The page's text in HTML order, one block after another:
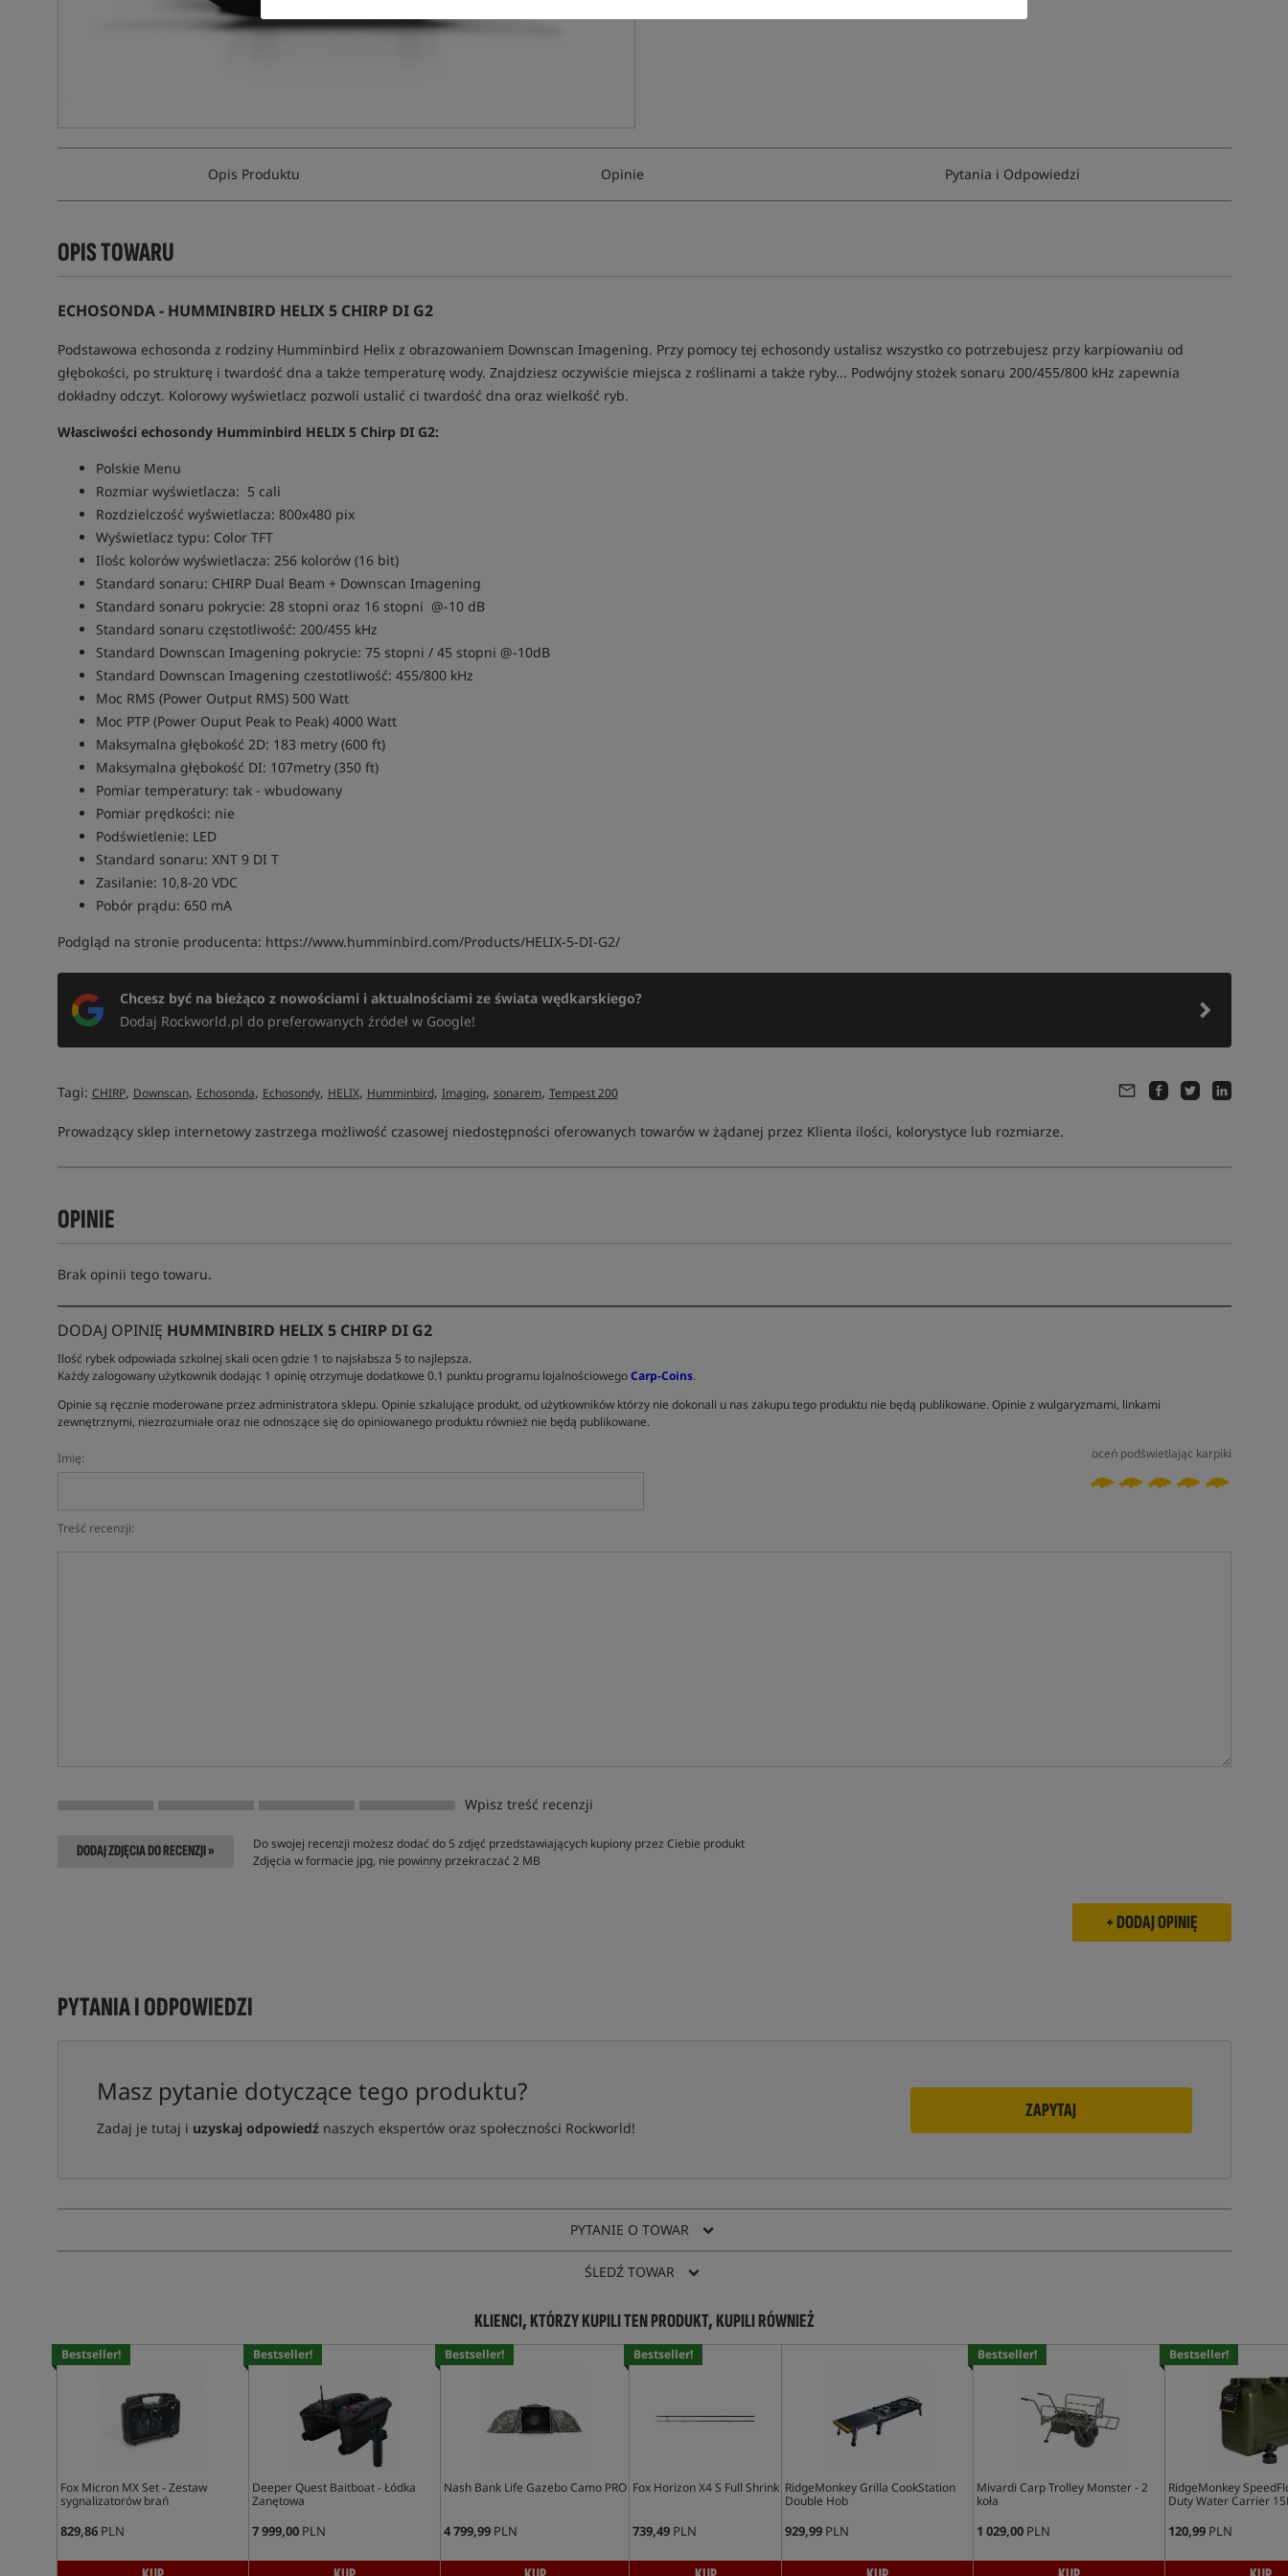
Opis Produktu Opinie Pytania i Odpowiedzi
OPIS TOWARU
ECHOSONDA - HUMMINBIRD HELIX 5 CHIRP DI G2
Podstawowa echosonda z rodziny Humminbird Helix z obrazowaniem Downscan Imagening. Przy pomocy tej echosondy ustalisz wszystko co potrzebujesz przy karpiowaniu od
głębokości, po strukturę i twardość dna a także temperaturę wody. Znajdziesz oczywiście miejsca z roślinami a także ryby... Podwójny stożek sonaru 200/455/800 kHz zapewnia
dokładny odczyt. Kolorowy wyświetlacz pozwoli ustalić ci twardość dna oraz wielkość ryb.
Własciwości echosondy Humminbird HELIX 5 Chirp DI G2:
Polskie Menu
Rozmiar wyświetlacza: 5 cali
Rozdzielczość wyświetlacza: 800x480 pix
Wyświetlacz typu: Color TFT
Ilośc kolorów wyświetlacza: 256 kolorów (16 bit)
Standard sonaru: CHIRP Dual Beam + Downscan Imagening
Standard sonaru pokrycie: 28 stopni oraz 16 stopni @-10 dB
Standard sonaru częstotliwość: 200/455 kHz
Standard Downscan Imagening pokrycie: 75 stopni / 45 stopni @-10dB
Standard Downscan Imagening czestotliwość: 455/800 kHz
Moc RMS (Power Output RMS) 500 Watt
Moc PTP (Power Ouput Peak to Peak) 4000 Watt
Maksymalna głębokość 2D: 183 metry (600 ft)
Maksymalna głębokość DI: 107metry (350 ft)
Pomiar temperatury: tak - wbudowany
Pomiar prędkości: nie
Podświetlenie: LED
Standard sonaru: XNT 9 DI T
Zasilanie: 10,8-20 VDC
Pobór prądu: 650 mA
Podgląd na stronie producenta: https://www.humminbird.com/Products/HELIX-5-DI-G2/
Chcesz być na bieżąco z nowościami i aktualnościami ze świata wędkarskiego?
Dodaj Rockworld.pl do preferowanych źródeł w Google!
Tagi: CHIRP, Downscan, Echosonda, Echosondy, HELIX, Humminbird, Imaging, sonarem, Tempest 200
Prowadzący sklep internetowy zastrzega możliwość czasowej niedostępności oferowanych towarów w żądanej przez Klienta ilości, kolorystyce lub rozmiarze.
OPINIE
Brak opinii tego towaru.
DODAJ OPINIĘ HUMMINBIRD HELIX 5 CHIRP DI G2
Ilość rybek odpowiada szkolnej skali ocen gdzie 1 to najsłabsza 5 to najlepsza.
Każdy zalogowany użytkownik dodając 1 opinię otrzymuje dodatkowe 0.1 punktu programu lojalnościowegoCarp-Coins.
Opinie są ręcznie moderowane przez administratora sklepu. Opinie szkalujące produkt, od użytkowników którzy nie dokonali u nas zakupu tego produktu nie będą publikowane. Opinie z wulgaryzmami, linkami
zewnętrznymi, niezrozumiałe oraz nie odnoszące się do opiniowanego produktu również nie będą publikowane.
oceń podświetlając karpiki
Imię:
Treść recenzji:
Wpisz treść recenzji
DODAJ ZDJĘCIA DO RECENZJI »
Do swojej recenzji możesz dodać do 5 zdjęć przedstawiających kupiony przez Ciebie produkt
Zdjęcia w formacie jpg, nie powinny przekraczać 2 MB
PYTANIA I ODPOWIEDZI
Masz pytanie dotyczące tego produktu?
Zadaj je tutaj i uzyskaj odpowiedźnaszych ekspertów oraz społeczności Rockworld!
ZAPYTAJ
PYTANIE O TOWAR
ŚLEDŹ TOWAR
KLIENCI, KTÓRZY KUPILI TEN PRODUKT, KUPILI RÓWNIEŻ
Bestseller!
Fox Micron MX Set - Zestaw
sygnalizatorów brań
829,86PLN
Bestseller!
Deeper Quest Baitboat - Łódka
Zanętowa
7 999,00PLN
Bestseller!
Nash Bank Life Gazebo Camo PRO
4 799,99PLN
Bestseller!
Fox Horizon X4 S Full Shrink
739,49PLN
RidgeMonkey Grilla CookStation
Double Hob
929,99PLN
Bestseller!
Mivardi Carp Trolley Monster - 2
koła
1 029,00PLN
Bestseller!
RidgeMonkey
Duty Water Carrier
120,99PLN